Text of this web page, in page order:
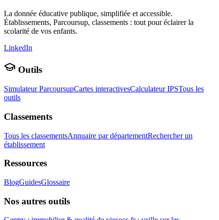
La donnée éducative publique, simplifiée et accessible.
Établissements, Parcoursup, classements : tout pour éclairer la
scolarité de vos enfants.
LinkedIn
Outils
Simulateur ParcoursupCartes interactivesCalculateur IPSTous les
outils
Classements
Tous les classementsAnnuaire par départementRechercher un
établissement
Ressources
BlogGuidesGlossaire
Nos autres outils